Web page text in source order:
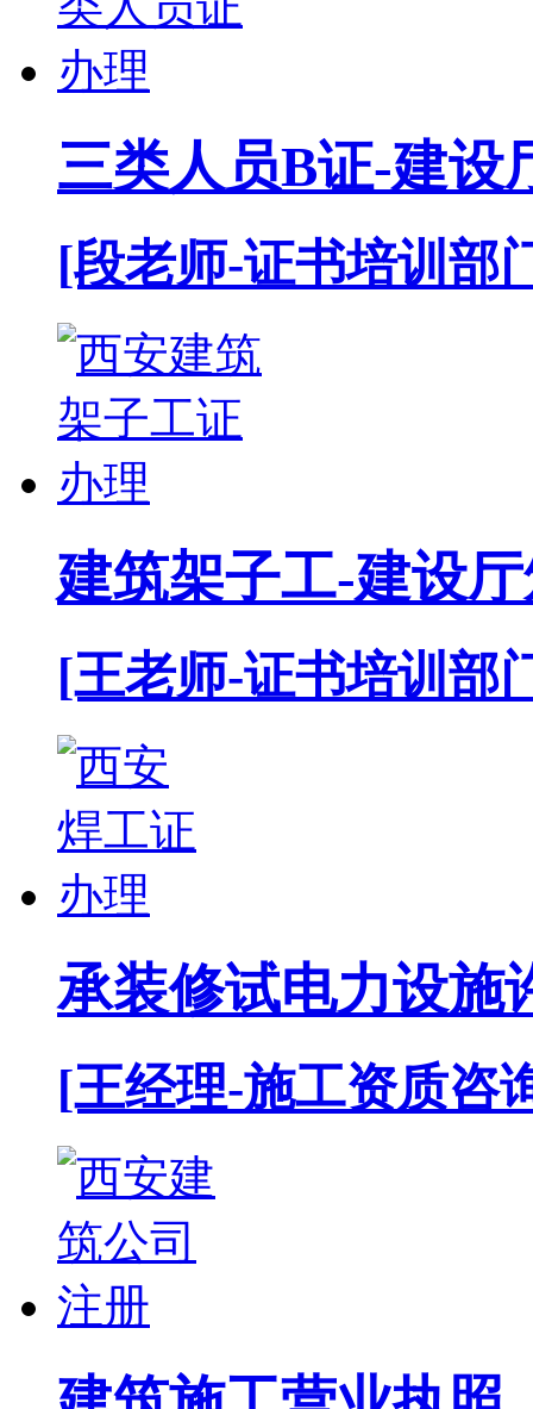
三类人员B证-建设
[段老师-证书培训部
建筑架子工-建设
[王老师-证书培训部
承装修试电力设施
[王经理-施工资质咨